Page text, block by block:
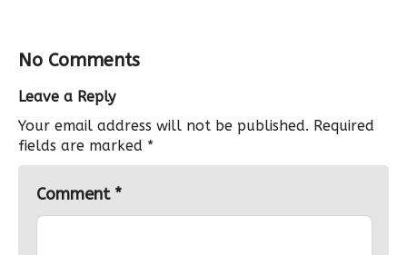
No Comments
Leave a Reply
Your email address will not be published. Required
fields are marked *
Comment *